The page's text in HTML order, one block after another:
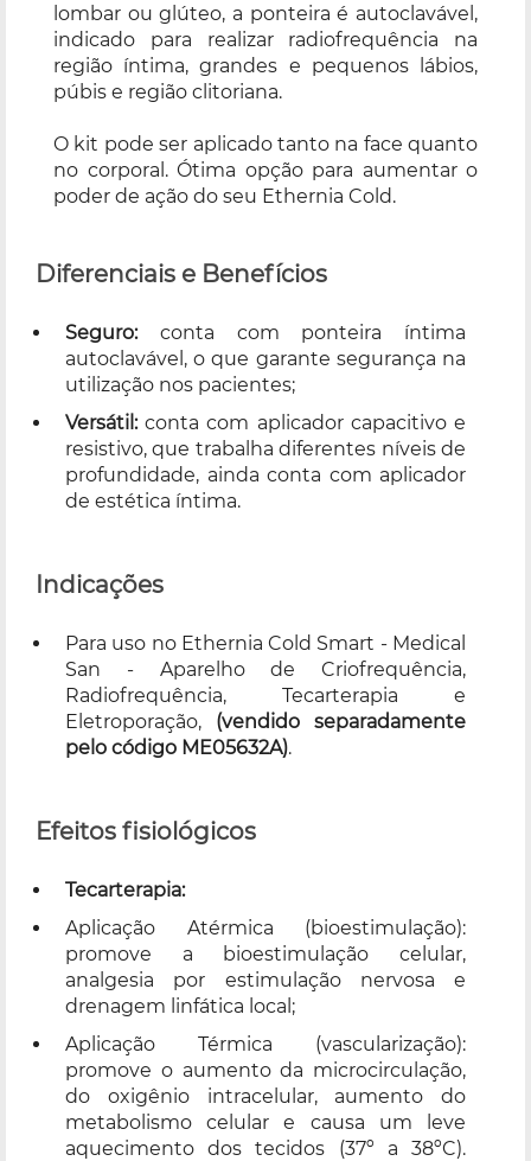
lombar ou glúteo, a ponteira é autoclavável,
indicado para realizar radiofrequência na
região íntima, grandes e pequenos lábios,
púbis e região clitoriana.
O kit pode ser aplicado tanto na face quanto
no corporal. Ótima opção para aumentar o
poder de ação do seu Ethernia Cold.
Diferenciais e Benefícios
Seguro: conta com ponteira íntima
autoclavável, o que garante segurança na
utilização nos pacientes;
Versátil:conta com aplicador capacitivo e
resistivo, que trabalha diferentes níveis de
profundidade, ainda conta com aplicador
de estética íntima.
Indicações
Para uso no Ethernia Cold Smart - Medical
San - Aparelho de Criofrequência,
Radiofrequência, Tecarterapia e
Eletroporação, (vendido separadamente
pelo código ME05632A).
Efeitos fisiológicos
Tecarterapia:
Aplicação Atérmica (bioestimulação):
promove a bioestimulação celular,
analgesia por estimulação nervosa e
drenagem linfática local;
Aplicação Térmica (vascularização):
promove o aumento da microcirculação,
do oxigênio intracelular, aumento do
metabolismo celular e causa um leve
aquecimento dos tecidos (37º a 38ºC).